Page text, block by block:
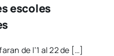
escoles
de l’1 al 22 de […]